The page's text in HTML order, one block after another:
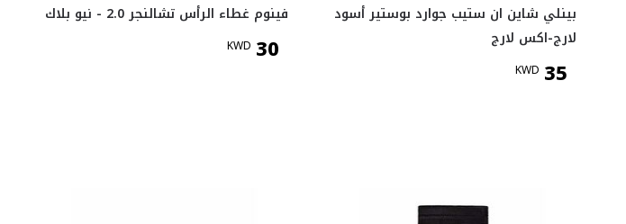
بينلي شاين ان ستيب جوارد بوستير أسود
لارج-اكس لارج
KWD 35
فينوم غطاء الرأس تشالنجر 2.0 - نيو بلاك
KWD 30